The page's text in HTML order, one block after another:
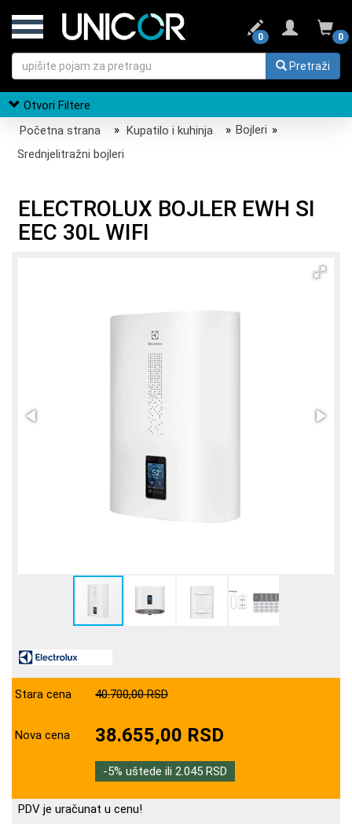
0
0
Pretraži
Otvori Filtere
Početna strana
» Kupatilo i kuhinja » Bojleri »
Srednjelitražni bojleri
ELECTROLUX BOJLER EWH SI
EEC 30L WIFI
Stara cena 40.700,00 RSD
Nova cena 38.655,00 RSD
-5% uštede ili 2.045 RSD
PDV je uračunat u cenu!